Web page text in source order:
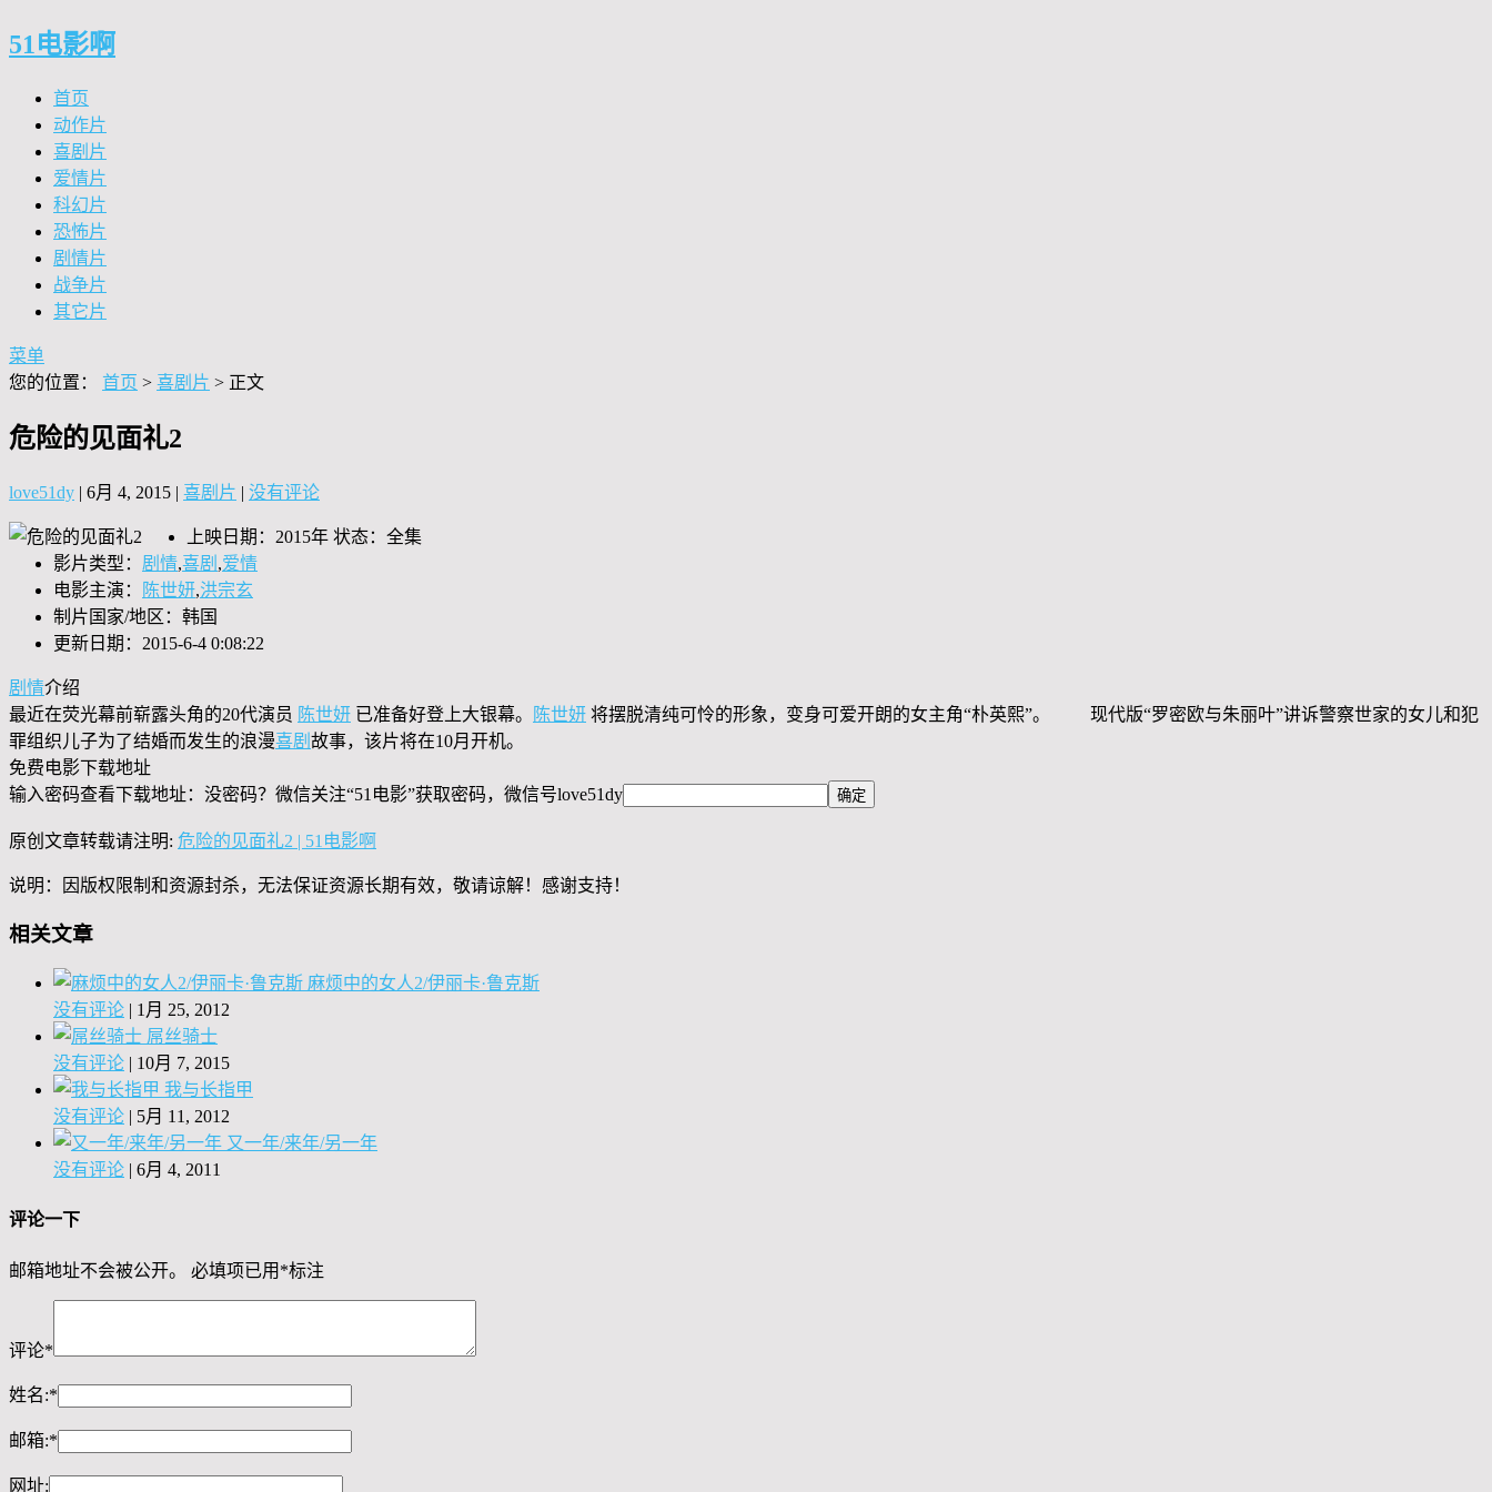
51电影啊
首页
动作片
喜剧片
爱情片
科幻片
恐怖片
剧情片
战争片
其它片
菜单
您的位置： 首页 > 喜剧片 > 正文
危险的见面礼2
love51dy | 6月 4, 2015 | 喜剧片 | 没有评论
上映日期：2015年 状态：全集
影片类型： 剧情,喜剧 ,爱情
电影主演：
陈世妍,洪宗玄
制片国家/地区：韩国
更新日期：2015-6-4 0:08:22
剧情介绍
最近在荧光幕前崭露头角的20代演员 陈世妍 已准备好登上大银幕。 陈世妍 将摆脱清纯可怜的形象，变身可爱开朗的女主角“朴英熙”。 现代版“罗密欧与朱丽叶”讲诉警察世家的女儿和犯
罪组织儿子为了结婚而发生的浪漫喜剧 故事，该片将在10月开机。
免费电影下载地址
输入密码查看下载地址：没密码？微信关注“51电影”获取密码，微信号love51dy
原创文章转载请注明: 危险的见面礼2 | 51电影啊
说明：因版权限制和资源封杀，无法保证资源长期有效，敬请谅解！感谢支持！
相关文章
麻烦中的女人2/伊丽卡·鲁克斯
没有评论 | 1月 25, 2012
屌丝骑士
没有评论 | 10月 7, 2015
我与长指甲
没有评论 | 5月 11, 2012
又一年/来年/另一年
没有评论 | 6月 4, 2011
评论一下
邮箱地址不会被公开。 必填项已用 *标注
评论*
姓名:*
邮箱:*
网址: